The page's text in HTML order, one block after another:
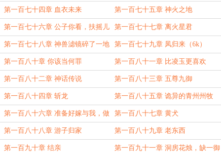
第一百七十四章 血衣未来 第一百七十五章 神火之地
第一百七十六章 公子你看，扶摇儿
高高飞上天空了啦～（6k）
第一百七十七章 离火星君
第一百七十八章 神兽滤镜碎了一地 第一百七十九章 凤归来（6k）
第一百八十章 你该当何罪 第一百八十一章 比凌玉更喜欢
第一百八十二章 神话传说 第一百八十三章 五尊九御
第一百八十四章 斩龙 第一百八十五章 诡异的青州州牧
第一百八十六章 准备好嫁与我，做
我的妻了吗
第一百八十七章 黄犬
第一百八十八章 游子归家 第一百八十九章 老东西
第一百九十章 结亲 第一百九十一章 洞房花烛，缺一御